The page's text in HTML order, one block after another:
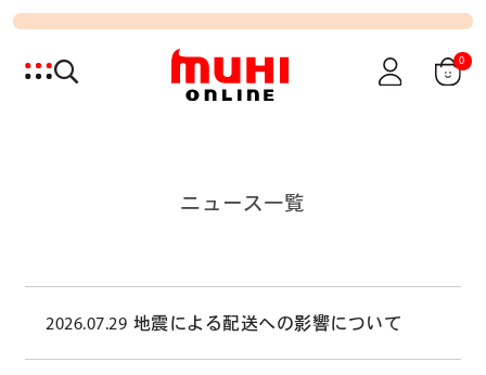
0
ニュース一覧
2026.07.29 地震による配送への影響について